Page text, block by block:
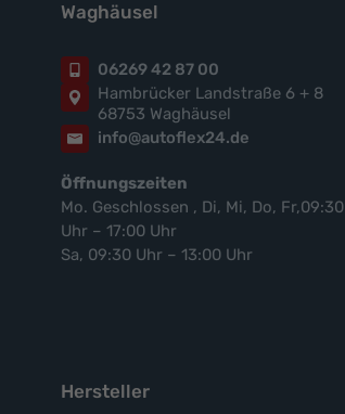
Waghäusel
06269 42 87 00
Hambrücker Landstraße 6 + 8
68753 Waghäusel
info@autoflex24.de
Öffnungszeiten
Mo. Geschlossen , Di, Mi, Do, Fr,09:30
Uhr – 17:00 Uhr
Sa, 09:30 Uhr – 13:00 Uhr
Hersteller